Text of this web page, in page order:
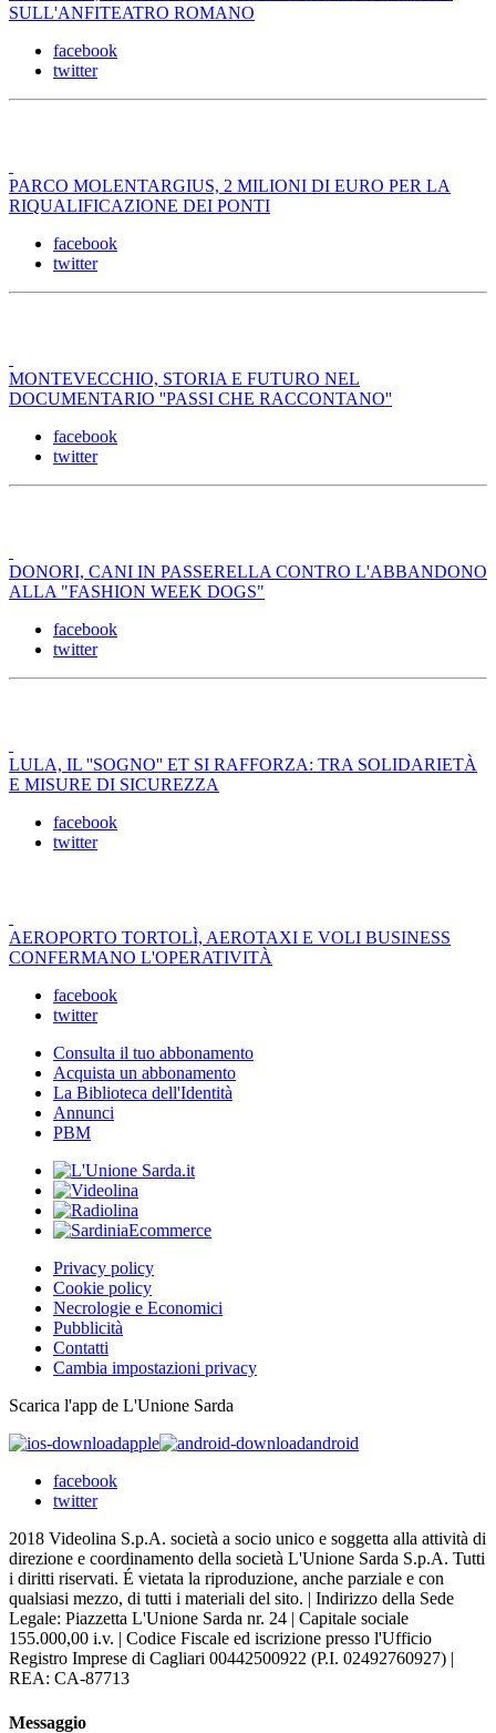
SULL'ANFITEATRO ROMANO
facebook
twitter
PARCO MOLENTARGIUS, 2 MILIONI DI EURO PER LA
RIQUALIFICAZIONE DEI PONTI
facebook
twitter
MONTEVECCHIO, STORIA E FUTURO NEL
DOCUMENTARIO ''PASSI CHE RACCONTANO''
facebook
twitter
DONORI, CANI IN PASSERELLA CONTRO L'ABBANDONO
ALLA "FASHION WEEK DOGS"
facebook
twitter
LULA, IL ''SOGNO'' ET SI RAFFORZA: TRA SOLIDARIETÀ
E MISURE DI SICUREZZA
facebook
twitter
AEROPORTO TORTOLÌ, AEROTAXI E VOLI BUSINESS
CONFERMANO L'OPERATIVITÀ
facebook
twitter
Consulta il tuo abbonamento
Acquista un abbonamento
La Biblioteca dell'Identità
Annunci
PBM
Privacy policy
Cookie policy
Necrologie e Economici
Pubblicità
Contatti
Cambia impostazioni privacy
Scarica l'app de L'Unione Sarda
apple
android
facebook
twitter
2018 Videolina S.p.A. società a socio unico e soggetta alla attività di
direzione e coordinamento della società L'Unione Sarda S.p.A. Tutti
i diritti riservati. É vietata la riproduzione, anche parziale e con
qualsiasi mezzo, di tutti i materiali del sito. | Indirizzo della Sede
Legale: Piazzetta L'Unione Sarda nr. 24 | Capitale sociale
155.000,00 i.v. | Codice Fiscale ed iscrizione presso l'Ufficio
Registro Imprese di Cagliari 00442500922 (P.I. 02492760927) |
REA: CA-87713
Messaggio